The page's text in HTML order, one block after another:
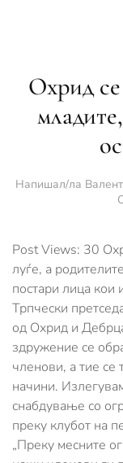
Охрид
Напишал/ла
Post Views: 30
луѓе, а
постари лица кои
Трпчески
од Охрид и
здружение се
членови, а тие се
начини.
снабдување со
преку клубот на
„Преку месните